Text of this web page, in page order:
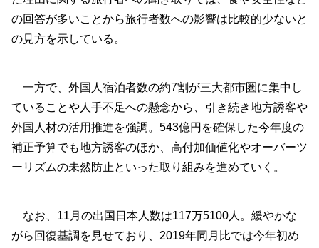
の回答が多いことから旅行者数への影響は比較的少ないと
の見方を示している。
一方で、外国人宿泊者数の約7割が三大都市圏に集中し
ていることや人手不足への懸念から、引き続き地方誘客や
外国人材の活用推進を強調。543億円を確保した今年度の
補正予算でも地方誘客のほか、高付加価値化やオーバーツ
ーリズムの未然防止といった取り組みを進めていく。
なお、11月の出国日本人数は117万5100人。緩やかな
がら回復基調を見せており、2019年同月比では今年初め